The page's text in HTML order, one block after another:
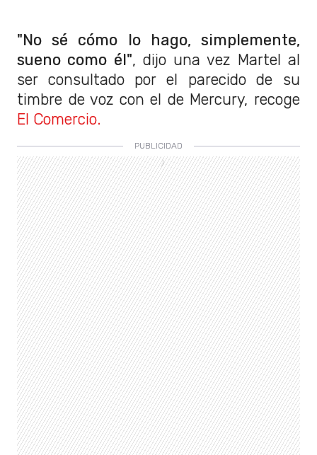
"No sé cómo lo hago, simplemente,
sueno como él", dijo una vez Martel al
ser consultado por el parecido de su
timbre de voz con el de Mercury, recoge
El Comercio.